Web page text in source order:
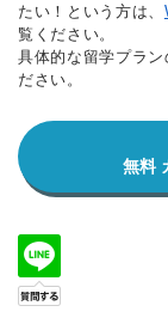
たい！という方は、
覧ください。
具体的な留学プラ
ださい。
無料